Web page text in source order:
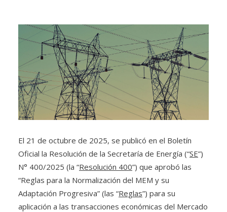
El 21 de octubre de 2025, se publicó en el Boletín
Oficial la Resolución de la Secretaría de Energía (“SE”)
N° 400/2025 (la “Resolución 400”) que aprobó las
“Reglas para la Normalización del MEM y su
Adaptación Progresiva” (las “Reglas”) para su
aplicación a las transacciones económicas del Mercado